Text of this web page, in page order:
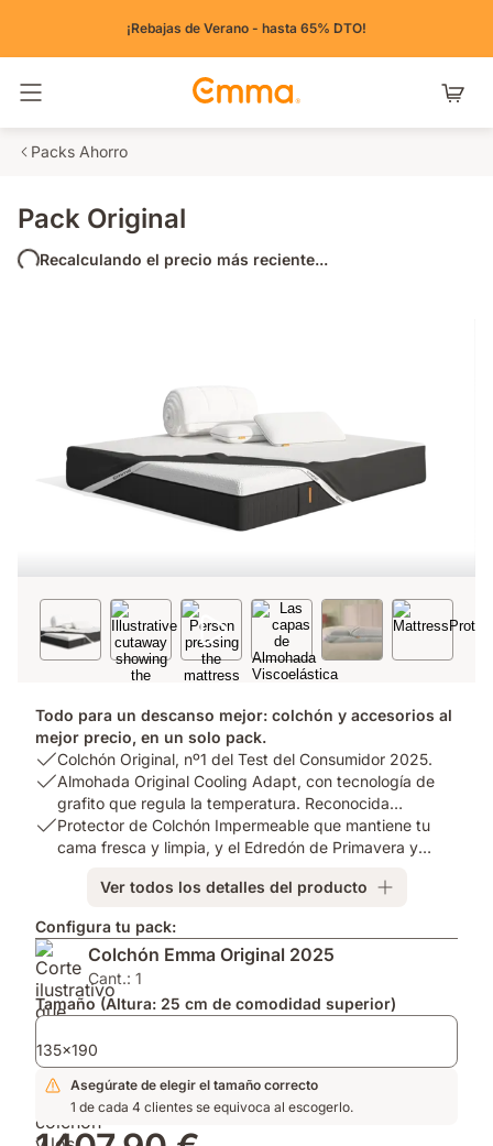
¡Rebajas de Verano - hasta 65% DTO!
Packs Ahorro
Pack Original
Recalculando el precio más reciente...
Todo para un descanso mejor: colchón y accesorios al
mejor precio, en un solo pack.
USP
1:
Colchón
Original,
Consumidor
2025.
Colchón Original, nº1 del Test del Consumidor 2025.
USP
Almohada
Original
tecnología
de
grafito
que
regula
la
temperatura.
Reconocida
"Producto
del
Almohada Original Cooling Adapt, con tecnología de
grafito que regula la temperatura. Reconocida
"Producto del Año 2025".
USP
Impermeable
que
mantiene
tu
cama
fresca
y
limpia,
el
Protector de Colchón Impermeable que mantiene tu
cama fresca y limpia, y el Edredón de Primavera y
Ver todos los detalles del producto
Configura tu pack:
Colchón Emma Original 2025
Cant.: 1
Tamaño (Altura: 25 cm de comodidad superior)
135x190
Asegúrate de elegir el tamaño correcto
1 de cada 4 clientes se equivoca al escogerlo.